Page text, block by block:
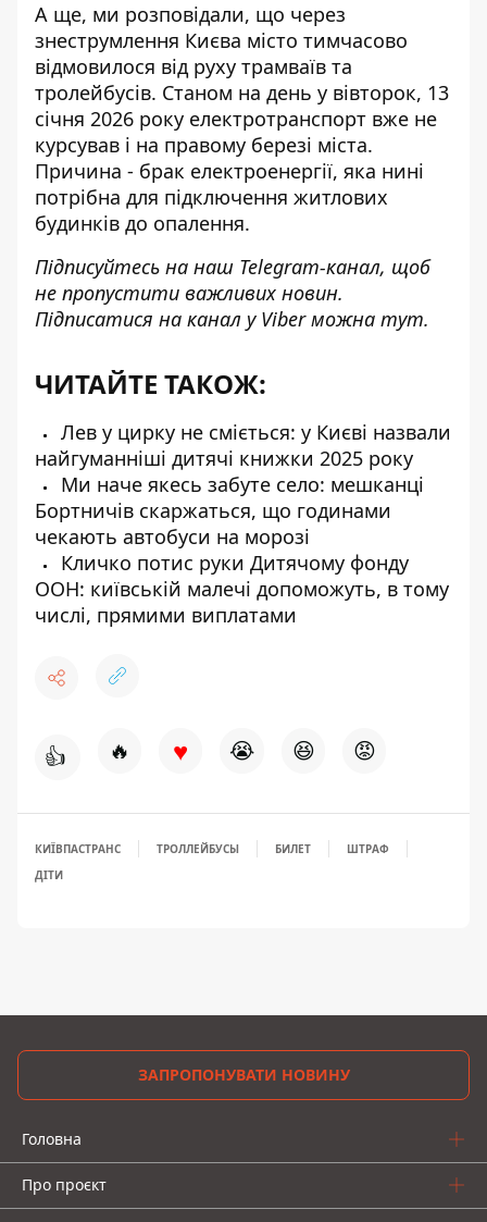
А ще, ми розповідали, що через
знеструмлення Києва місто тимчасово
відмовилося від руху трамваїв та
тролейбусів. Станом на день у вівторок, 13
січня 2026 року електротранспорт вже не
курсував і на правому березі міста.
Причина - брак електроенергії, яка нині
потрібна для підключення житлових
будинків до опалення.
Підписуйтесь на наш Telegram-канал, щоб
не пропустити важливих новин.
Підписатися на канал у Viber можна тут.
ЧИТАЙТЕ ТАКОЖ:
Лев у цирку не сміється: у Києві назвали
найгуманніші дитячі книжки 2025 року
Ми наче якесь забуте село: мешканці
Бортничів скаржаться, що годинами
чекають автобуси на морозі
Кличко потис руки Дитячому фонду
ООН: київській малечі допоможуть, в тому
числі, прямими виплатами
👍 🔥 ♥ 😭 😆 😡
КИЇВПАСТРАНС ТРОЛЛЕЙБУСЫ БИЛЕТ
ШТРАФ
ДІТИ
ЗАПРОПОНУВАТИ НОВИНУ
Головна
Про проєкт